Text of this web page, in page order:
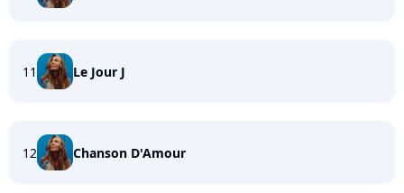
11 Le Jour J
12 Chanson D'Amour